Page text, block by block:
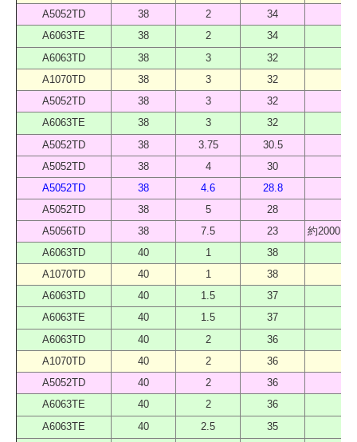
A5052TD
38 2 34
A6063TE
38 2 34
A6063TD
38 3 32
A1070TD
38 3 32
A5052TD
38 3 32
A6063TE
38 3 32
A5052TD
38 3.75 30.5
A5052TD
38 4 30
A5052TD
38 4.6 28.8
A5052TD
38 5 28
A5056TD
38 7.5 23
約2000 （
A6063TD
40 1 38
A1070TD
40 1 38
A6063TD
40 1.5 37
A6063TE
40 1.5 37
A6063TD
40 2 36
A1070TD
40 2 36
A5052TD
40 2 36
A6063TE
40 2 36
A6063TE
40 2.5 35